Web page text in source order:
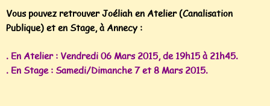
Vous pouvez retrouver Joéliah en Atelier (Canalisation
Publique) et en Stage, à Annecy :
. En Atelier : Vendredi 06 Mars 2015, de 19h15 à 21h45.
. En Stage : Samedi/Dimanche 7 et 8 Mars 2015.